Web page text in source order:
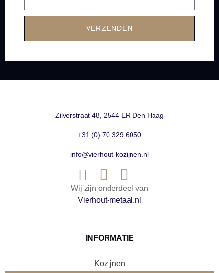
VERZENDEN
Zilverstraat 48, 2544 ER Den Haag
+31 (0) 70 329 6050
info@vierhout-kozijnen.nl
Wij zijn onderdeel van
Vierhout-metaal.nl
INFORMATIE
Kozijnen